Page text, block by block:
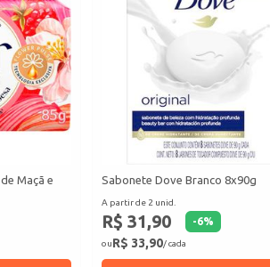
Maçã e
Sabonete Dove Branco 8x90g
A partir de 2 unid.
R$ 31,90 -6%
ouR$ 33,90/ cada